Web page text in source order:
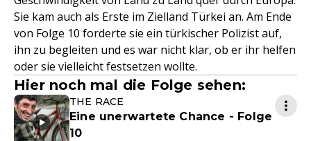
Sie kam auch als Erste im Zielland Türkei an. Am Ende
von Folge 10 forderte sie ein türkischer Polizist auf,
ihn zu begleiten und es war nicht klar, ob er ihr helfen
oder sie vielleicht festsetzen wollte.
Hier noch mal die Folge sehen:
THE RACE
Eine unerwartete Chance - Folge
10